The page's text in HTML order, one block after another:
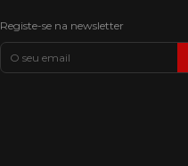
Registe-se na newsletter